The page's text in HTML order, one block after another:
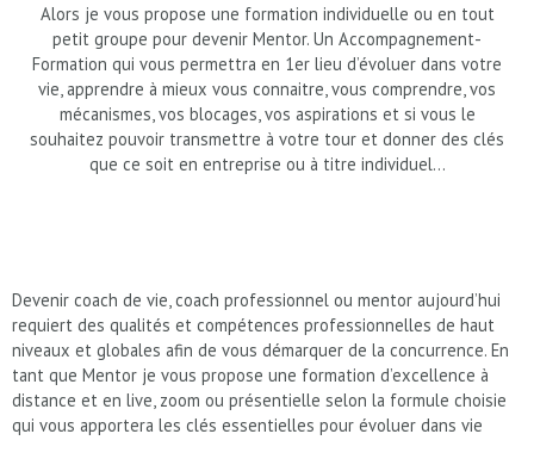
Alors je vous propose une formation individuelle ou en tout
petit groupe pour devenir Mentor. Un Accompagnement-
Formation qui vous permettra en 1er lieu d’évoluer dans votre
vie, apprendre à mieux vous connaitre, vous comprendre, vos
mécanismes, vos blocages, vos aspirations et si vous le
souhaitez pouvoir transmettre à votre tour et donner des clés
que ce soit en entreprise ou à titre individuel…
Devenir coach de vie, coach professionnel ou mentor aujourd’hui
requiert des qualités et compétences professionnelles de haut
niveaux et globales afin de vous démarquer de la concurrence. En
tant que Mentor je vous propose une formation d’excellence à
distance et en live, zoom ou présentielle selon la formule choisie
qui vous apportera les clés essentielles pour évoluer dans vie